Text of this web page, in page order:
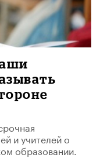
и учителей о
образовании.